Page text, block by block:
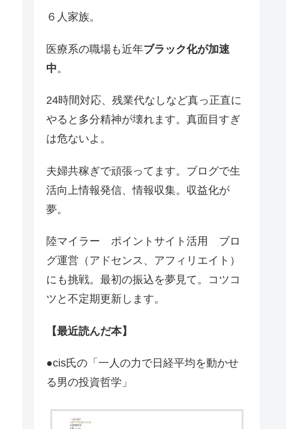
６人家族。
医療系の職場も近年ブラック化が加速
中。
24時間対応、残業代なしなど真っ正直に
やると多分精神が壊れます。真面目すぎ
は危ないよ。
夫婦共稼ぎで頑張ってます。ブログで生
活向上情報発信、情報収集。収益化が
夢。
陸マイラー ポイントサイト活用 ブロ
グ運営（アドセンス、アフィリエイト）
にも挑戦。最初の振込を夢見て。コツコ
ツと不定期更新します。
【最近読んだ本】
●cis氏の「一人の力で日経平均を動かせ
る男の投資哲学」